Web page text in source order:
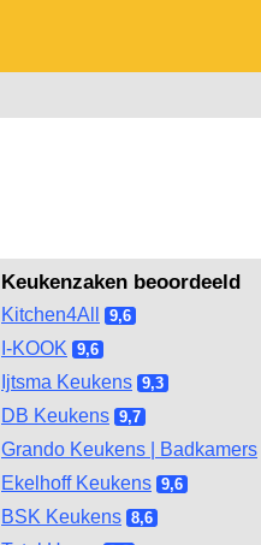
Keukenzaken beoordeeld
Kitchen4All 9,6
I-KOOK 9,6
Ijtsma Keukens 9,3
DB Keukens 9,7
Grando Keukens | Badkamers
Ekelhoff Keukens 9,6
BSK Keukens 8,6